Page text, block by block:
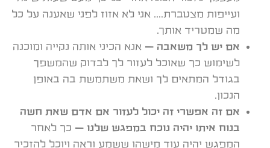
ועייפות מצטברת…. אני לא אזוז לפני שאענה על כל
מה שמטריד אותך.
אם יש לך משאבה – אנא הכיני אותה נקייה ומוכנה
לשימוש כך שאוכל לעזור לך לבדוק שהמשפך
בגודל המתאים לך ושאת משתמשת בה באופן
הנכון.
אם זה אפשרי זה יכול לעזור אם אדם שאת חשה
בנוח איתו יהיה נוכח במפגש שלנו – כך לאחר
המפגש יהיה עוד מישהו ששמע וראה ויוכל להזכיר